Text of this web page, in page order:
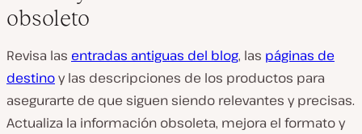
obsoleto
Revisa las entradas antiguas del blog, las páginas de
destinoy las descripciones de los productos para
asegurarte de que siguen siendo relevantes y precisas.
Actualiza la información obsoleta, mejora el formato y